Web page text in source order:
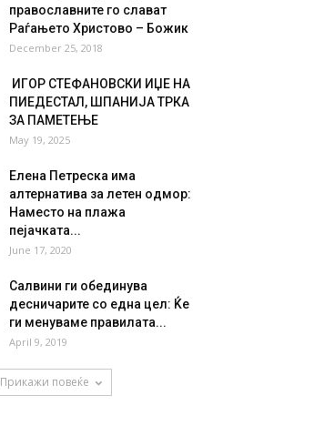
православните го слават
Раѓањето Христово – Божик
December 25, 2018
ИГОР СТЕФАНОВСКИ ИЏЕ НА
ПИЕДЕСТАЛ, ШПАНИЈА ТРКА
ЗА ПАМЕТЕЊЕ
May 19, 2025
Елена Петреска има
алтернатива за летен одмор:
Наместо на плажа
пејачката...
June 17, 2020
Салвини ги обединува
десничарите со една цел: Ќе
ги менуваме правилата...
April 9, 2019
Прикажи повеќе